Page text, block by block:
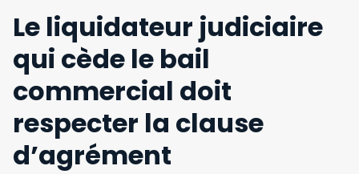
Le liquidateur judiciaire
qui cède le bail
commercial doit
respecter la clause
d’agrément